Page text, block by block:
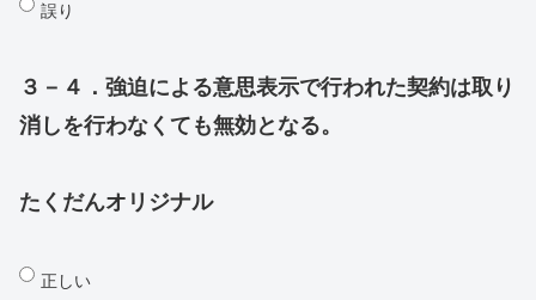
誤り
３－４．強迫による意思表示で行われた契約は取り
消しを行わなくても無効となる。
たくだんオリジナル
正しい